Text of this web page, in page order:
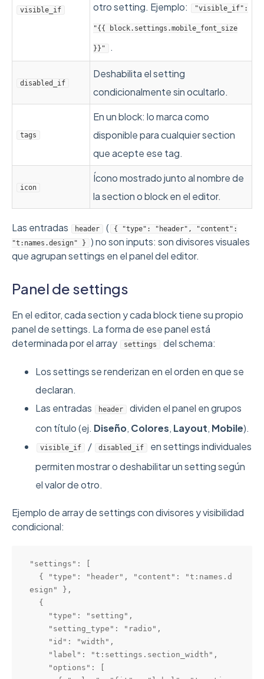
visible_if
otro setting. Ejemplo:
"visible_if":
"{{ block.settings.mobile_font_size
}}" .
disabled_if
Deshabilita el setting
condicionalmente sin ocultarlo.
tags
En un block: lo marca como
disponible para cualquier section
que acepte ese tag.
icon
Ícono mostrado junto al nombre de
la section o block en el editor.
Las entradas header (
{ "type": "header", "content":
"t:names.design" }
) no son inputs: son divisores visuales
que agrupan settings en el panel del editor.
Panel de settings
En el editor, cada section y cada block tiene su propio
panel de settings. La forma de ese panel está
determinada por el array
settings del schema:
Los settings se renderizan en el orden en que se
declaran.
Las entradas
header
dividen el panel en grupos
con título (ej. Diseño, Colores, Layout, Mobile).
visible_if / disabled_if
en settings individuales
permiten mostrar o deshabilitar un setting según
el valor de otro.
Ejemplo de array de settings con divisores y visibilidad
condicional:
"settings": [
esign" },